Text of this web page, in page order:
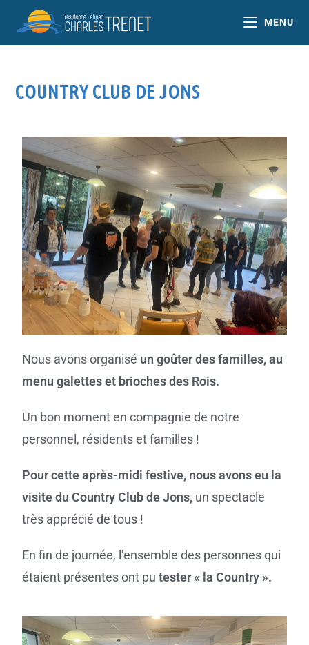
MENU
COUNTRY CLUB DE JONS
Nous avons organisé un goûter des familles, au
menu galettes et brioches des Rois.
Un bon moment en compagnie de notre
personnel, résidents et familles !
Pour cette après-midi festive, nous avons eu la
visite du Country Club de Jons, un spectacle
très apprécié de tous !
En fin de journée, l’ensemble des personnes qui
étaient présentes ont pu tester « la Country ».